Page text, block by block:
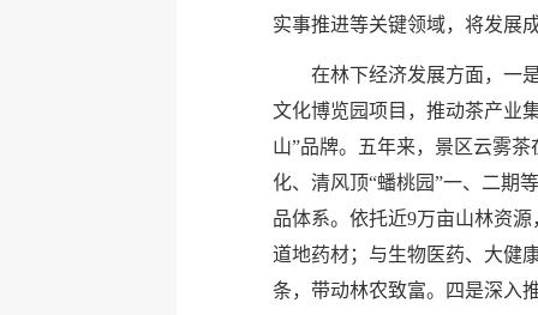
实事推进等关键领域，将发展
在林下经济发展方面，一
文化博览园项目，推动茶产业
山”品牌。五年来，景区云雾
化、清风顶“蟠桃园”一、二期
品体系。依托近9万亩山林资
道地药材；与生物医药、大健
条，带动林农致富。四是深入